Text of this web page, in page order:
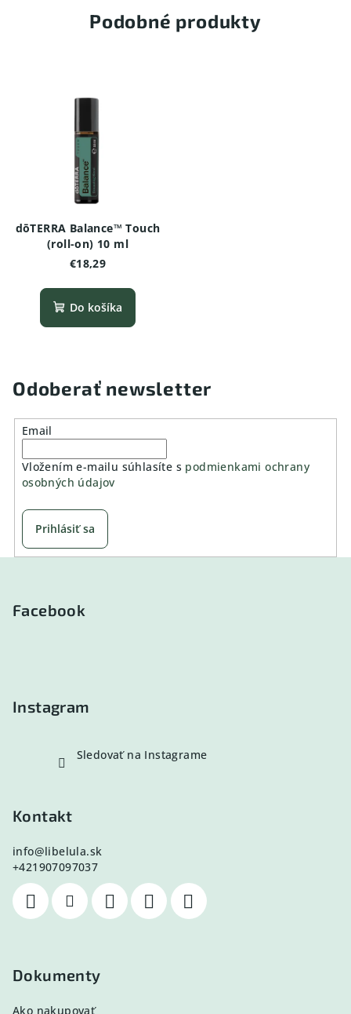
Podobné produkty
dōTERRA Balance™ Touch
(roll-on) 10 ml
€18,29
Do košíka
Odoberať newsletter
Email
Vložením e-mailu súhlasíte s podmienkami ochrany
osobných údajov
Prihlásiť sa
Facebook
Instagram
Sledovať na Instagrame
Kontakt
info@libelula.sk
+421907097037
Dokumenty
Ako nakupovať